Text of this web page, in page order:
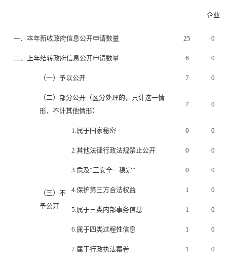
企业
一、本年新收政府信息公开申请数量 25 0
二、上年结转政府信息公开申请数量 6 0
（一）予以公开 7 0
（二）部分公开 （区分处理的，只计这一情
形，不计其他情形）
7 0
（三）不
予公开
1.属于国家秘密 0 0
2.其他法律行政法规禁止公开 0 0
3.危及“三安全一稳定” 0 0
4.保护第三方合法权益 1 0
5.属于三类内部事务信息 1 0
6.属于四类过程性信息 1 0
7.属于行政执法案卷 1 0